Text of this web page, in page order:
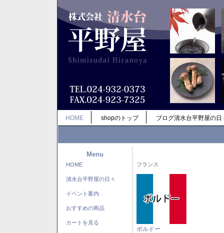
HOME shopのトップ ブログ清水台平野屋の日
Menu
HOME
清水台平野屋の日々
イベント案内
おすすめの商品
カートを見る
フランス
ボルドー